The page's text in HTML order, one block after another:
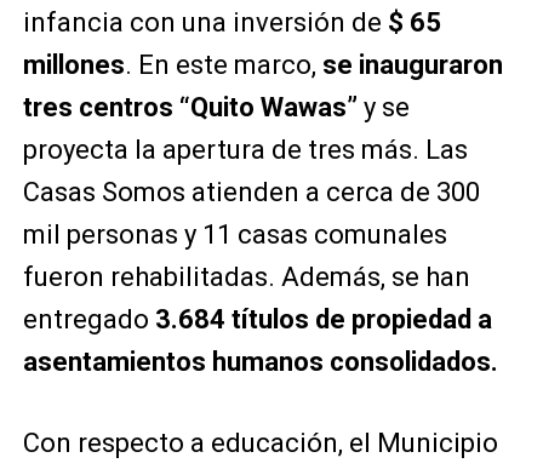
infancia con una inversión de $ 65
millones. En este marco, se inauguraron
tres centros “Quito Wawas” y se
proyecta la apertura de tres más. Las
Casas Somos atienden a cerca de 300
mil personas y 11 casas comunales
fueron rehabilitadas. Además, se han
entregado 3.684 títulos de propiedad a
asentamientos humanos consolidados.
Con respecto a educación, el Municipio